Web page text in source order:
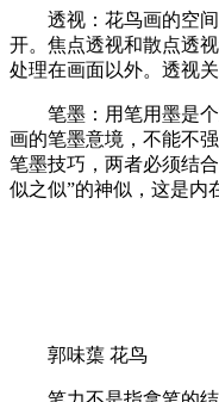
透视：花鸟画的空间
开。焦点透视和散点透
处理在画面以外。透视
笔墨：用笔用墨是个
画的笔墨意境，不能不
笔墨技巧，两者必须结
似之似”的神似，这是内
郭味蕖 花鸟